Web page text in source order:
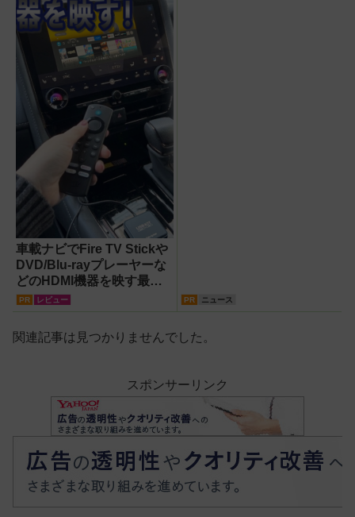
車載ナビでFire TV Stickや
DVD/Blu-rayプレーヤーな
どのHDMI機器を映す最短
ルート。USB接続だけで
ス化できる新機軸アダプタ
ーを徹底解説【データシス
PR レビュー PR ニュース
関連記事は見つかりませんでした。
スポンサーリンク